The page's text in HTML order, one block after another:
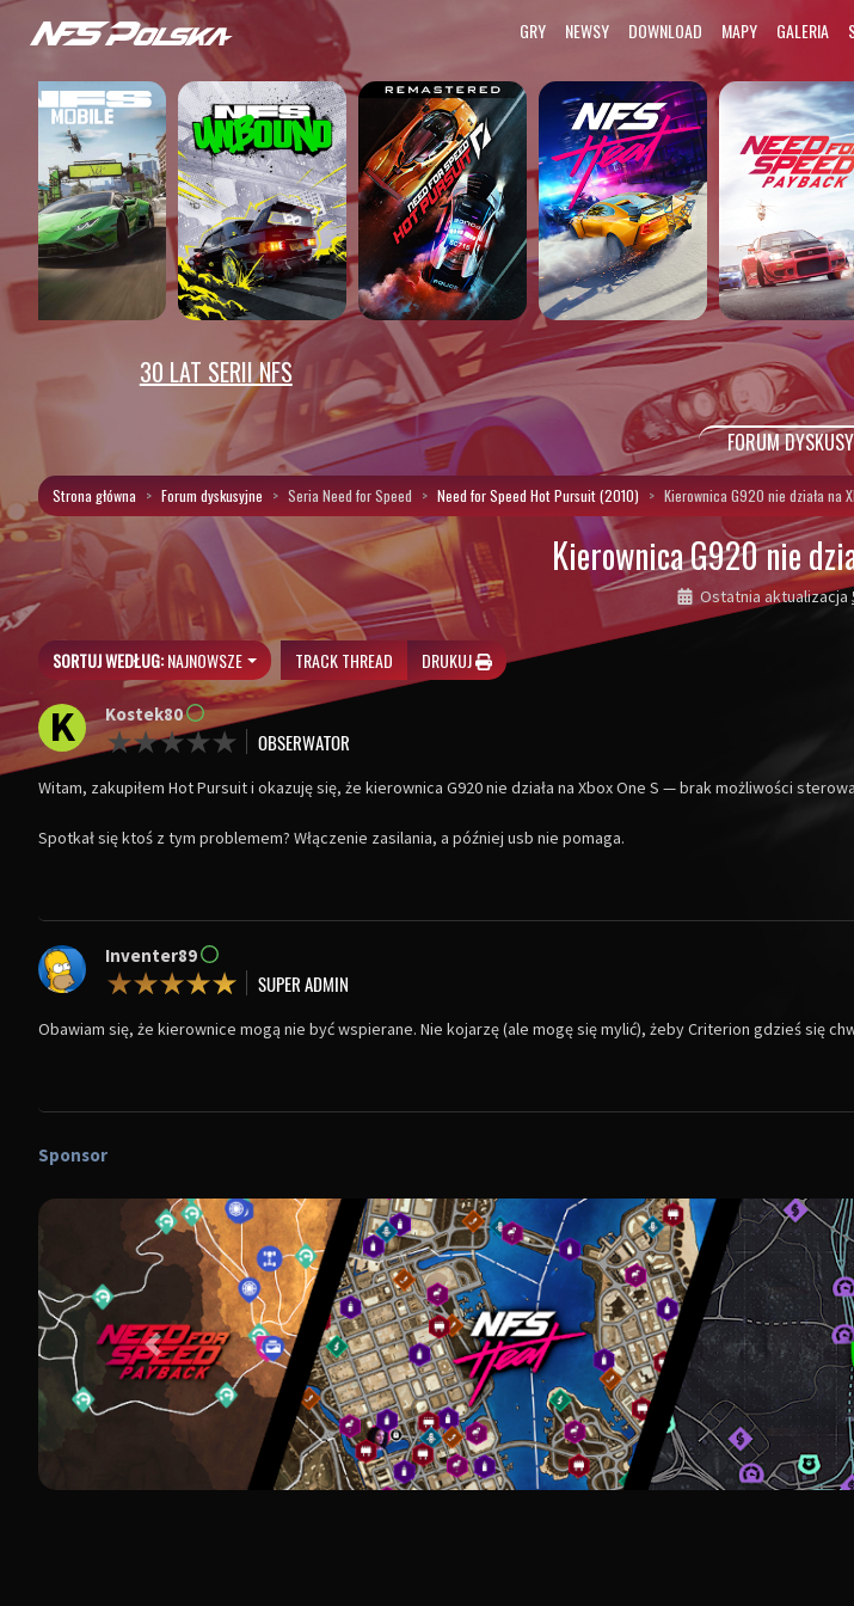
GRY NEWSY DOWNLOAD MAPY GALERIA
30 LAT SERII NFS
FORUM
Strona główna Forum dyskusyjne Seria Need for Speed Need for Speed Hot Pursuit (2010) Kierownica G920 nie działa na
Kierownica G920 nie
Ostatnia aktualizacja
SORTUJ WEDŁUG:NAJNOWSZE TRACK THREAD DRUKUJ
K Kostek80
Witam, zakupiłem Hot Pursuit i okazuję się, że kierownica G920 nie działa na Xbox One S — brak możliwości
Spotkał się ktoś z tym problemem? Włączenie zasilania, a później usb nie pomaga.
Inventer89
Obawiam się, że kierownice mogą nie być wspierane. Nie kojarzę (ale mogę się mylić), żeby Criterion gdzieś się
Sponsor
Poprzedni